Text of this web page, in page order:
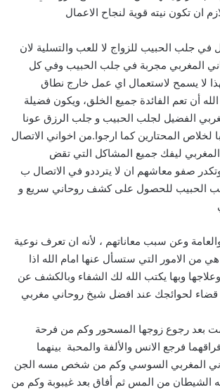
ان تكون نيته قوية لنجاح الاعمال
في جلب الحبيب للزواج لا للعب والتسلية لان
المغربي مجربة في جلب الحبيب وفي كل
لا يسمح لاستعمال اي عمل خارج نطاق
أن تعم الفائدة جميع الخلق، ويكون فضيلة
الفضيل لجلب الحبيب و جلب الرزق عونا
لخلاص المحتارين كما ارجوا.من اخواني الاتصال
المغربي ليفك جميع المشاكل التي تقض
صفو معاشهم ان لا يترددو في الاتصال ب
الحبيب للحصول على كشف روحاني سريع و
وعن سبب معاناتهم ، لأنه ان تعرف نوعية
من الامور التي ستسأل عنها امام الله اذا
وبها يكتب الله لك الشفاء وبالكشف عن
لحوائجك عند افضل شيخ روحاني مغربي
بعد رجوع زوجها المسحور وكم من فرحة
فرجع الانس والألفة والمحبة بينهما
المغربي السوسي وكم من شخص مسه الجن
الشيطان من المس ثم أفاق بعد غيبوبة وكم من